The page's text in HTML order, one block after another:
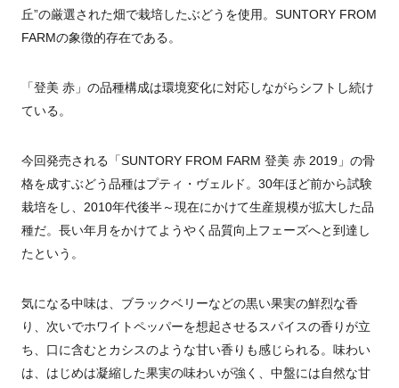
丘”の厳選された畑で栽培したぶどうを使用。SUNTORY FROM
FARMの象徴的存在である。
「登美 赤」の品種構成は環境変化に対応しながらシフトし続け
ている。
今回発売される「SUNTORY FROM FARM 登美 赤 2019」の骨
格を成すぶどう品種はプティ・ヴェルド。30年ほど前から試験
栽培をし、2010年代後半～現在にかけて生産規模が拡大した品
種だ。長い年月をかけてようやく品質向上フェーズへと到達し
たという。
気になる中味は、ブラックベリーなどの黒い果実の鮮烈な香
り、次いでホワイトペッパーを想起させるスパイスの香りが立
ち、口に含むとカシスのような甘い香りも感じられる。味わい
は、はじめは凝縮した果実の味わいが強く、中盤には自然な甘